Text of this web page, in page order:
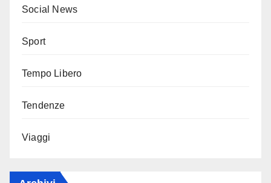
Social News
Sport
Tempo Libero
Tendenze
Viaggi